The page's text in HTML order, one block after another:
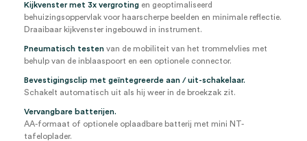
Kijkvenster met 3x vergroting en geoptimaliseerd
behuizingsoppervlak voor haarscherpe beelden en minimale reflectie.
Draaibaar kijkvenster ingebouwd in instrument.
Pneumatisch testen van de mobiliteit van het trommelvlies met
behulp van de inblaaspoort en een optionele connector.
Bevestigingsclip met geïntegreerde aan / uit-schakelaar.
Schakelt automatisch uit als hij weer in de broekzak zit.
Vervangbare batterijen.
AA-formaat of optionele oplaadbare batterij met mini NT-
tafeloplader.